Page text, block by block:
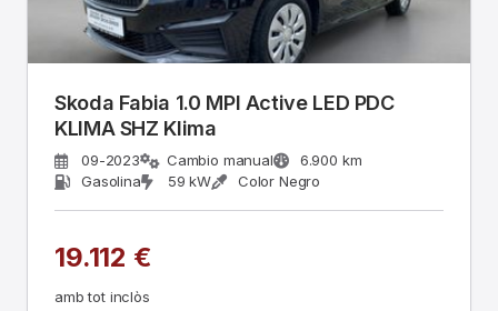
Skoda Fabia 1.0 MPI Active LED PDC
KLIMA SHZ Klima
09-2023 Cambio manual
6.900 km
Gasolina
59 kW Color Negro
19.112 €
amb tot inclòs